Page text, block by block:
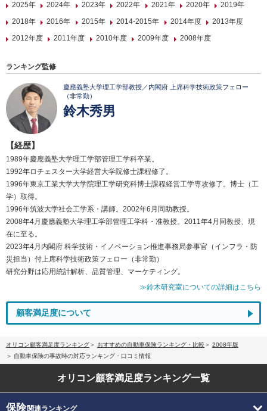
2025年
2024年 2023年 2022年 2021年 2020年
2019年
2018年
2016年 2015年 2014-2015年 2014年度
2013年度
2012年度
2011年度 2010年度 2009年度 2008年度
ランキング監修
慶應義塾大学理工学部教授／内閣府 上席科学技術政策フェロー
（非常勤）
鈴木秀男
【経歴】
1989年慶應義塾大学理工学部管理工学科卒業。
1992年ロチェスター大学経営大学院修士課程修了。
1996年東京工業大学大学院理工学研究科博士課程経営工学専攻修了。博士（工
学）取得。
1996年筑波大学社会工学系・講師。2002年6月同助教授。
2008年4月慶應義塾大学理工学部管理工学科・准教授。2011年4月同教授、現
在に至る。
2023年4月内閣府 科学技術・イノベーション推進事務局参事官（インフラ・防
災担当）付上席科学技術政策フェロー（非常勤）
研究分野は応用統計解析、品質管理、マーケティング。
≫鈴木研究室についての詳細はこちら
顧客満足度について
オリコン顧客満足度ランキング おすすめの自動車保険ランキング・比較
2008年版
自動車保険の事故時の対応ランキング・口コミ情報
オリコン顧客満足度ランキング一覧
保険関連ランキング